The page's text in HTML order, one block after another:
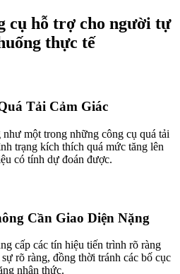
cụ hỗ trợ cho người tự
thực tế
Tải Cảm Giác
một trong những công cụ quá tải
trạng kích thích quá mức tăng lên
có tính dự đoán được.
Cần Giao Diện Nặng
cấp các tín hiệu tiến trình rõ ràng
rõ ràng, đồng thời tránh các bố cục
nhận thức.